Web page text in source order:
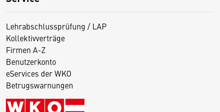
Lehrabschlussprüfung / LAP
Kollektivverträge
Firmen A-Z
Benutzerkonto
eServices der WKO
Betrugswarnungen